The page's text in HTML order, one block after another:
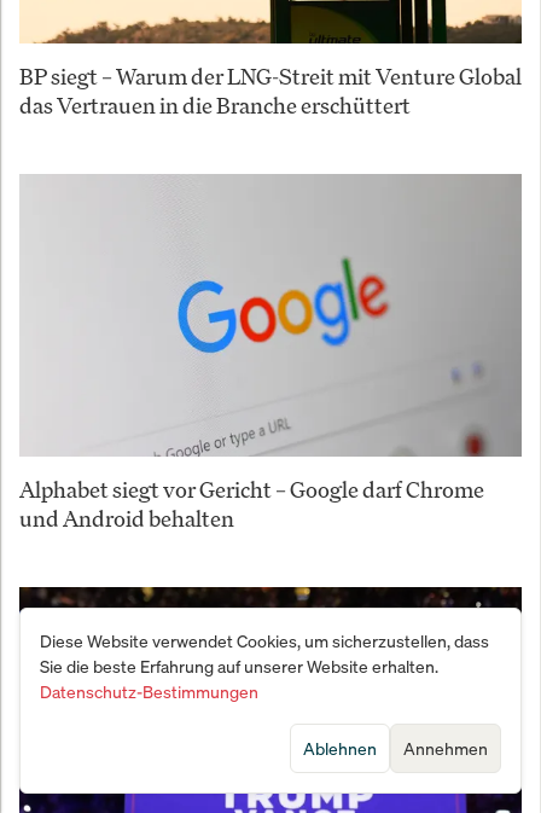
BP siegt – Warum der LNG-Streit mit Venture Global
das Vertrauen in die Branche erschüttert
Alphabet siegt vor Gericht – Google darf Chrome
und Android behalten
Diese Website verwendet Cookies, um sicherzustellen, dass
Sie die beste Erfahrung auf unserer Website erhalten.
Datenschutz-Bestimmungen
Annehmen
Ablehnen